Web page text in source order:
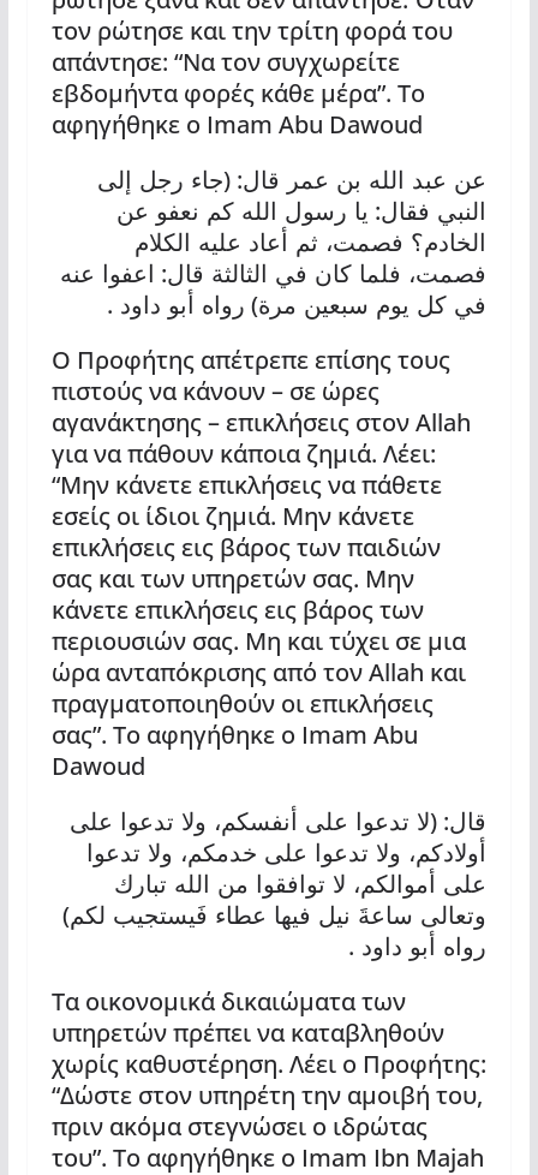
τον ρώτησε και την τρίτη φορά του
απάντησε: “Να τον συγχωρείτε
εβδομήντα φορές κάθε μέρα”. Το
αφηγήθηκε ο Imam Abu Dawoud
عن عبد الله بن عمر قال: (جاء رجل إلى
النبي فقال: يا رسول الله كم نعفو عن
الخادم؟ فصمت، ثم أعاد عليه الكلام
فصمت، فلما كان في الثالثة قال:
اعفوا عنه
في كل يوم سبعين مرة) رواه أبو داود .
Ο Προφήτης απέτρεπε επίσης τους
πιστούς να κάνουν – σε ώρες
αγανάκτησης – επικλήσεις στον Allah
για να πάθουν κάποια ζημιά. Λέει:
“Μην κάνετε επικλήσεις να πάθετε
εσείς οι ίδιοι ζημιά. Μην κάνετε
επικλήσεις εις βάρος των παιδιών
σας και των υπηρετών σας. Μην
κάνετε επικλήσεις εις βάρος των
περιουσιών σας. Μη και τύχει σε μια
ώρα ανταπόκρισης από τον Allah και
πραγματοποιηθούν οι επικλήσεις
σας”. Το αφηγήθηκε ο Imam Abu
Dawoud
قال: (لا تدعوا على أنفسكم، ولا تدعوا على
أولادكم، ولا تدعوا على خدمكم، ولا تدعوا
على أموالكم، لا توافقوا من الله تبارك
وتعالى ساعةَ نيل فيها عطاء فَيستجيب لكم)
رواه أبو داود .
Τα οικονομικά δικαιώματα των
υπηρετών πρέπει να καταβληθούν
χωρίς καθυστέρηση. Λέει ο Προφήτης:
“Δώστε στον υπηρέτη την αμοιβή του,
πριν ακόμα στεγνώσει ο ιδρώτας
του”. Το αφηγήθηκε ο Imam Ibn Majah